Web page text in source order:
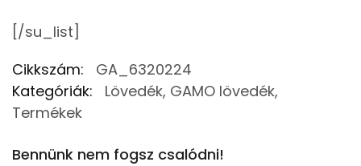
[/su_list]
Cikkszám:
GA_6320224
Kategóriák:
Lövedék, GAMO lövedék,
Termékek
Bennünk nem fogsz csalódni!